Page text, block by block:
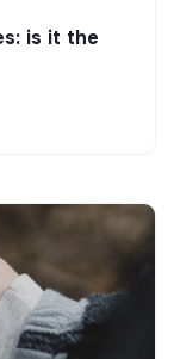
is it the